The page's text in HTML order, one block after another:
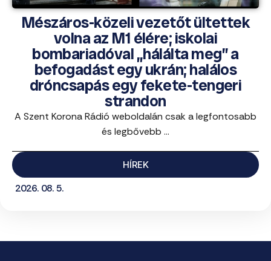
Mészáros-közeli vezetőt ültettek
volna az M1 élére; iskolai
bombariadóval „hálálta meg” a
befogadást egy ukrán; halálos
dróncsapás egy fekete-tengeri
strandon
A Szent Korona Rádió weboldalán csak a legfontosabb
és legbővebb ...
HÍREK
2026. 08. 5.